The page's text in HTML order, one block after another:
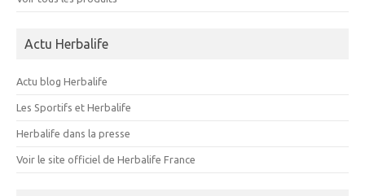
Actu Herbalife
Actu blog Herbalife
Les Sportifs et Herbalife
Herbalife dans la presse
Voir le site officiel de Herbalife France